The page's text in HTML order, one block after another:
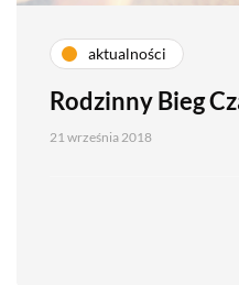
aktualności
Rodzinny Bieg
21 września 2018